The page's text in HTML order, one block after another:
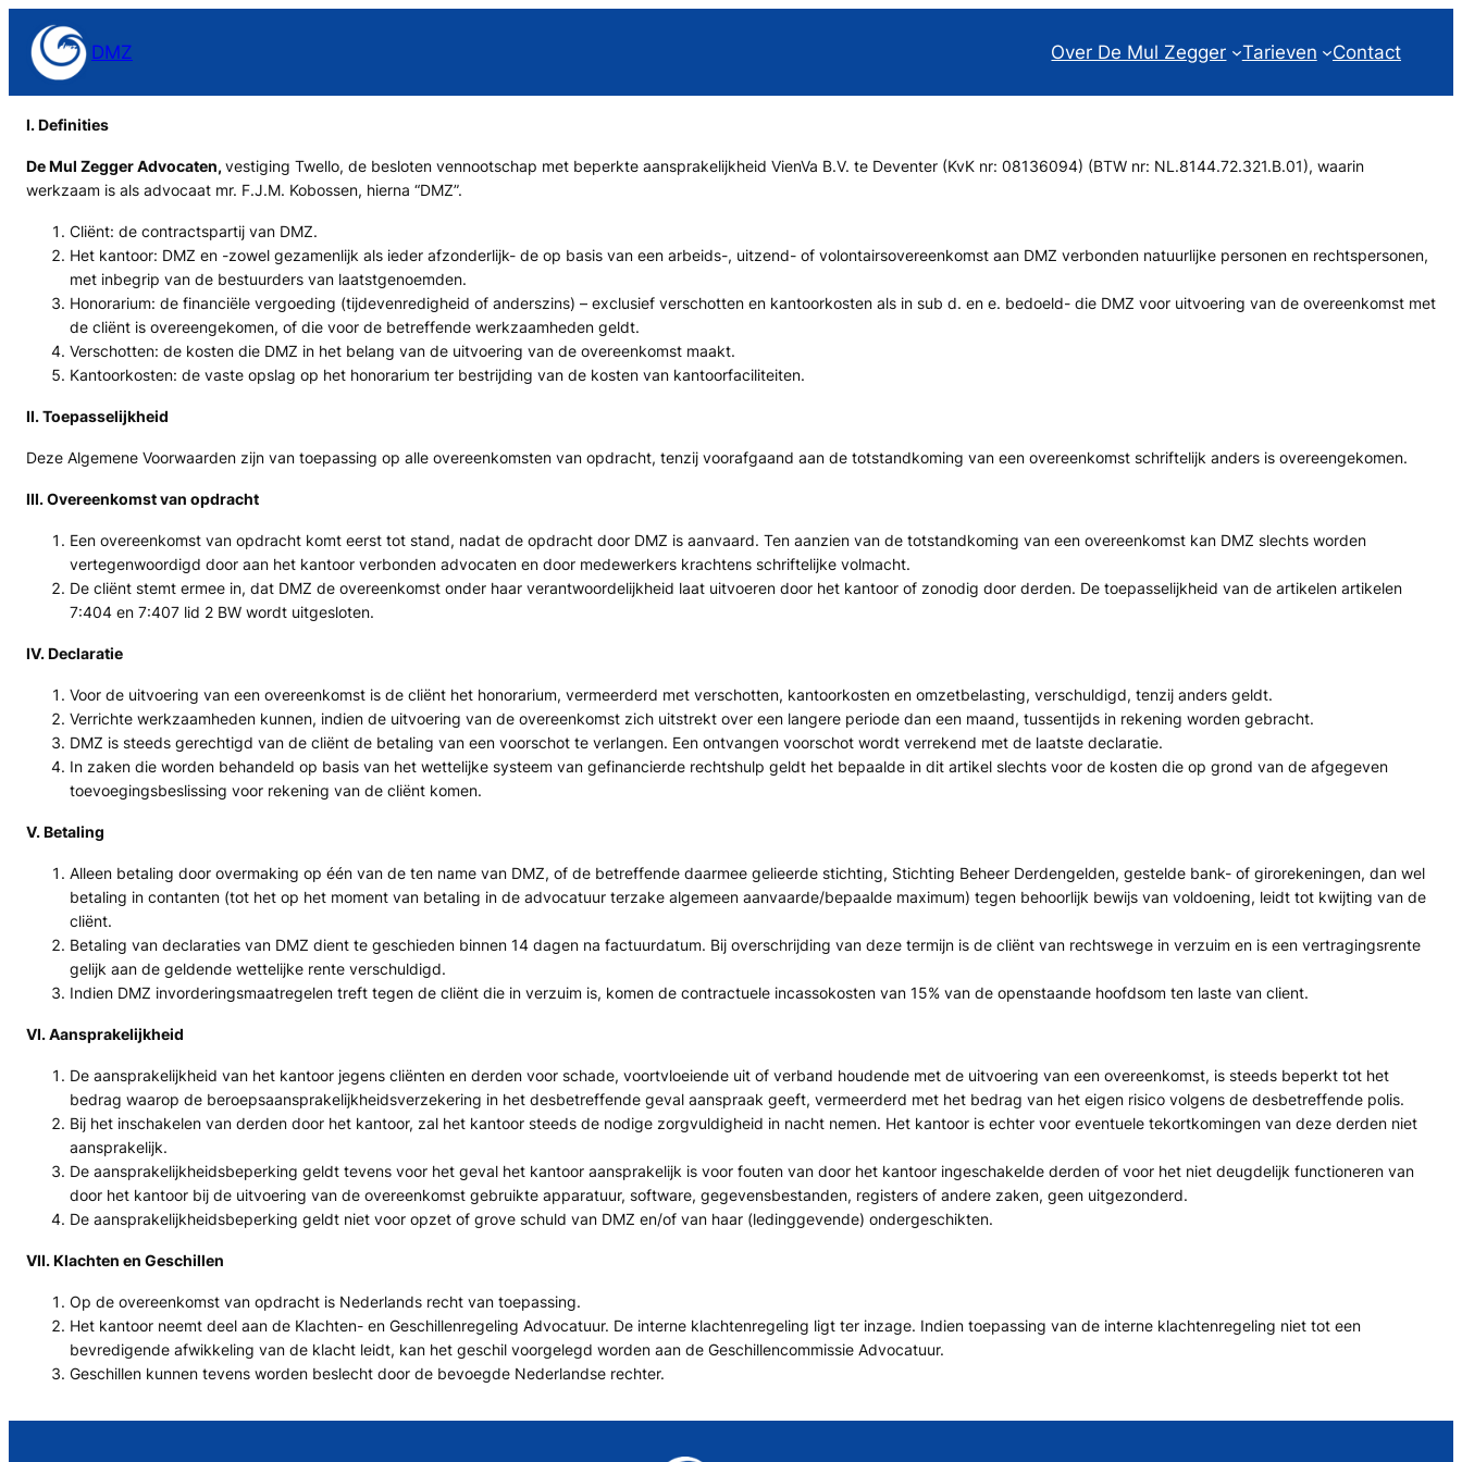
content
DMZ Over De Mul Zegger Tarieven Contact
I. Definities
De Mul Zegger Advocaten, vestiging Twello, de besloten vennootschap met beperkte aansprakelijkheid VienVa B.V. te Deventer (KvK nr: 08136094) (BTW nr: NL.8144.72.321.B.01), waarin
werkzaam is als advocaat mr. F.J.M. Kobossen, hierna “DMZ”.
Cliënt: de contractspartij van DMZ.
Het kantoor: DMZ en -zowel gezamenlijk als ieder afzonderlijk- de op basis van een arbeids-, uitzend- of volontairsovereenkomst aan DMZ verbonden natuurlijke personen en rechtspersonen,
met inbegrip van de bestuurders van laatstgenoemden.
Honorarium: de financiële vergoeding (tijdevenredigheid of anderszins) – exclusief verschotten en kantoorkosten als in sub d. en e. bedoeld- die DMZ voor uitvoering van de overeenkomst met
de cliënt is overeengekomen, of die voor de betreffende werkzaamheden geldt.
Verschotten: de kosten die DMZ in het belang van de uitvoering van de overeenkomst maakt.
Kantoorkosten: de vaste opslag op het honorarium ter bestrijding van de kosten van kantoorfaciliteiten.
II. Toepasselijkheid
Deze Algemene Voorwaarden zijn van toepassing op alle overeenkomsten van opdracht, tenzij voorafgaand aan de totstandkoming van een overeenkomst schriftelijk anders is overeengekomen.
III. Overeenkomst van opdracht
Een overeenkomst van opdracht komt eerst tot stand, nadat de opdracht door DMZ is aanvaard. Ten aanzien van de totstandkoming van een overeenkomst kan DMZ slechts worden
vertegenwoordigd door aan het kantoor verbonden advocaten en door medewerkers krachtens schriftelijke volmacht.
De cliënt stemt ermee in, dat DMZ de overeenkomst onder haar verantwoordelijkheid laat uitvoeren door het kantoor of zonodig door derden. De toepasselijkheid van de artikelen artikelen
7:404 en 7:407 lid 2 BW wordt uitgesloten.
IV. Declaratie
Voor de uitvoering van een overeenkomst is de cliënt het honorarium, vermeerderd met verschotten, kantoorkosten en omzetbelasting, verschuldigd, tenzij anders geldt.
Verrichte werkzaamheden kunnen, indien de uitvoering van de overeenkomst zich uitstrekt over een langere periode dan een maand, tussentijds in rekening worden gebracht.
DMZ is steeds gerechtigd van de cliënt de betaling van een voorschot te verlangen. Een ontvangen voorschot wordt verrekend met de laatste declaratie.
In zaken die worden behandeld op basis van het wettelijke systeem van gefinancierde rechtshulp geldt het bepaalde in dit artikel slechts voor de kosten die op grond van de afgegeven
toevoegingsbeslissing voor rekening van de cliënt komen.
V. Betaling
Alleen betaling door overmaking op één van de ten name van DMZ, of de betreffende daarmee gelieerde stichting, Stichting Beheer Derdengelden, gestelde bank- of girorekeningen, dan wel
betaling in contanten (tot het op het moment van betaling in de advocatuur terzake algemeen aanvaarde/bepaalde maximum) tegen behoorlijk bewijs van voldoening, leidt tot kwijting van de
cliënt.
Betaling van declaraties van DMZ dient te geschieden binnen 14 dagen na factuurdatum. Bij overschrijding van deze termijn is de cliënt van rechtswege in verzuim en is een vertragingsrente
gelijk aan de geldende wettelijke rente verschuldigd.
Indien DMZ invorderingsmaatregelen treft tegen de cliënt die in verzuim is, komen de contractuele incassokosten van 15% van de openstaande hoofdsom ten laste van client.
VI. Aansprakelijkheid
De aansprakelijkheid van het kantoor jegens cliënten en derden voor schade, voortvloeiende uit of verband houdende met de uitvoering van een overeenkomst, is steeds beperkt tot het
bedrag waarop de beroepsaansprakelijkheidsverzekering in het desbetreffende geval aanspraak geeft, vermeerderd met het bedrag van het eigen risico volgens de desbetreffende polis.
Bij het inschakelen van derden door het kantoor, zal het kantoor steeds de nodige zorgvuldigheid in nacht nemen. Het kantoor is echter voor eventuele tekortkomingen van deze derden niet
aansprakelijk.
De aansprakelijkheidsbeperking geldt tevens voor het geval het kantoor aansprakelijk is voor fouten van door het kantoor ingeschakelde derden of voor het niet deugdelijk functioneren van
door het kantoor bij de uitvoering van de overeenkomst gebruikte apparatuur, software, gegevensbestanden, registers of andere zaken, geen uitgezonderd.
De aansprakelijkheidsbeperking geldt niet voor opzet of grove schuld van DMZ en/of van haar (ledinggevende) ondergeschikten.
VII. Klachten en Geschillen
Op de overeenkomst van opdracht is Nederlands recht van toepassing.
Het kantoor neemt deel aan de Klachten- en Geschillenregeling Advocatuur. De interne klachtenregeling ligt ter inzage. Indien toepassing van de interne klachtenregeling niet tot een
bevredigende afwikkeling van de klacht leidt, kan het geschil voorgelegd worden aan de Geschillencommissie Advocatuur.
Geschillen kunnen tevens worden beslecht door de bevoegde Nederlandse rechter.